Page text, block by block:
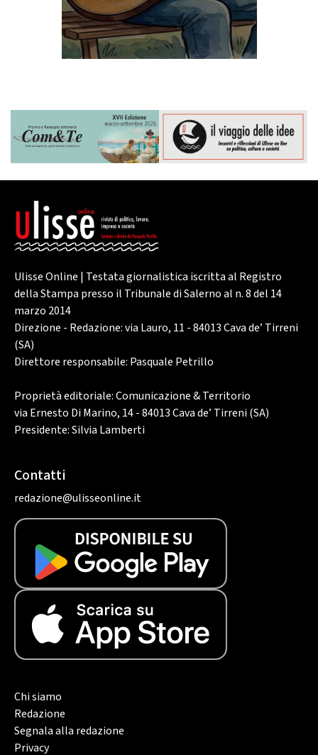
Ulisse Online | Testata giornalistica iscritta al Registro
della Stampa presso il Tribunale di Salerno al n. 8 del 14
marzo 2014
Direzione - Redazione: via Lauro, 11 - 84013 Cava de’ Tirreni
(SA)
Direttore responsabile: Pasquale Petrillo
Proprietà editoriale: Comunicazione & Territorio
via Ernesto Di Marino, 14 - 84013 Cava de’ Tirreni (SA)
Presidente: Silvia Lamberti
Contatti
redazione@ulisseonline.it
Chi siamo
Redazione
Segnala alla redazione
Privacy